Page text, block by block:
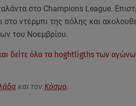
στο Champions League.
στο ντέρμπι της πόλης και
του Νοεμβρίου.
και δείτε όλα τα hoghtligths των
και τον Κόσμο.